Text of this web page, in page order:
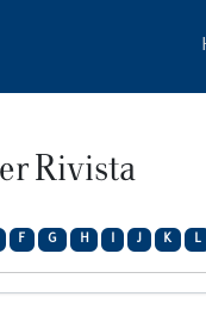
Rivista
F G H J K L